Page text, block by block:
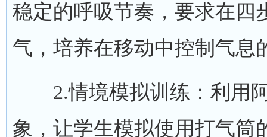
稳定的呼吸节奏，要求在四
气，培养在移动中控制气息
2.情境模拟训练：利用
象，让学生模拟使用打气筒